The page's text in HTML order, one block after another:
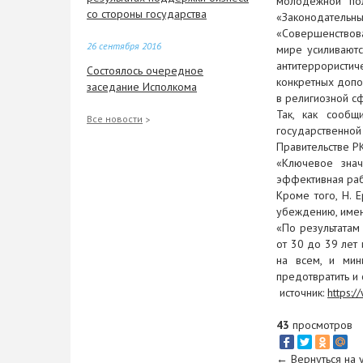
со стороны государства
26 сентября 2016
Состоялось очередное
заседание Исполкома
26 сентября 2016
Все новости
мире
конкретных
в религиозной
Так, как
Правительстве
«Ключевое
эффективная
Кроме того, Н.
убеждению,
«По
от 30 до 39 лет
на всем, и
предотвратить
источник:
43 просмотров
← Вернуться